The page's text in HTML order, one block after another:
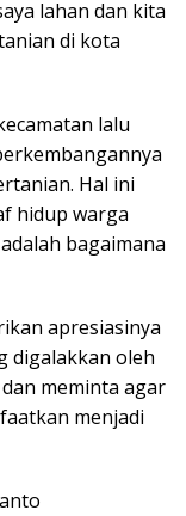
lahan dan kita
di kota
lalu
Hal ini
hidup warga
bagaimana
apresiasinya
digalakkan oleh
meminta agar
menjadi